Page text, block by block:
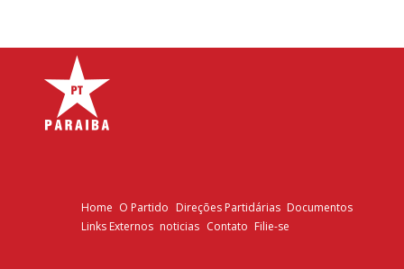
Home O Partido Direções Partidárias Documentos
Links Externos noticias Contato Filie-se